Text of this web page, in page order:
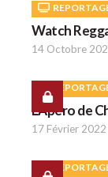
Watch
14 Octobre
L'Apéro de
17 Février 2022